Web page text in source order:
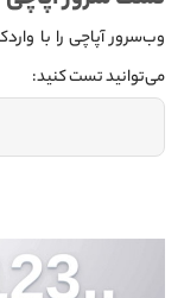
می‌توانید تست کنید: